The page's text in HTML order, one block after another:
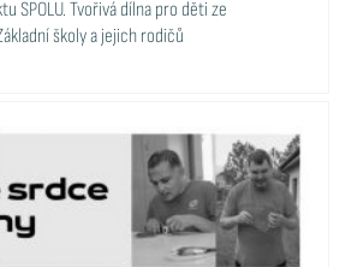
SPOLU. Tvořivá dílna pro děti ze
školy a jejich rodičů